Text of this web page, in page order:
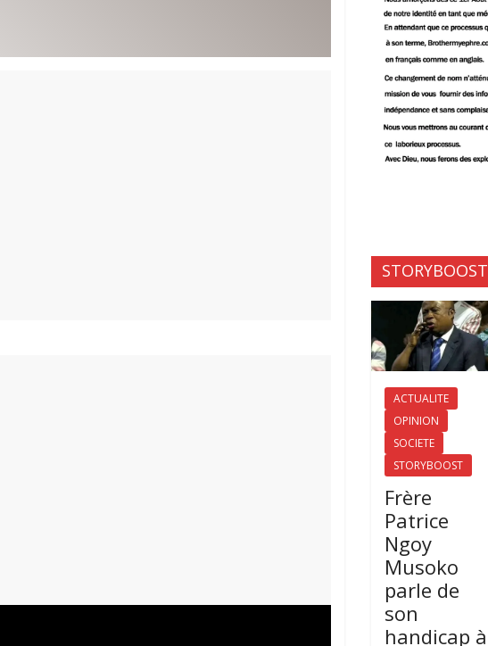
STORYBOOST
ACTUALITE
OPINION
SOCIETE
STORYBOOST
Frère
Patrice
Ngoy
Musoko
parle de
son
handicap à